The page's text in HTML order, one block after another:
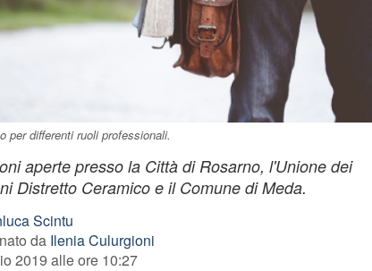
per differenti ruoli professionali.
aperte presso la Città di Rosarno, l'Unione dei
Distretto Ceramico e il Comune di Meda.
Scintu
da Ilenia Culurgioni
2019 alle ore 10:27